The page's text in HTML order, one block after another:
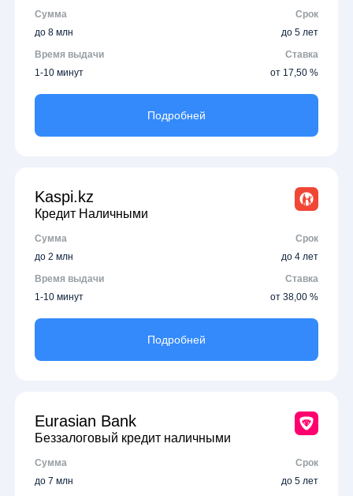
Сумма
Срок
до 8 млн
до 5 лет
Время выдачи
Ставка
1-10 минут
от 17,50 %
Подробней
Kaspi.kz
Кредит Наличными
Сумма
Срок
до 2 млн
до 4 лет
Время выдачи
Ставка
1-10 минут
от 38,00 %
Подробней
Eurasian Bank
Беззалоговый кредит наличными
Сумма
Срок
до 7 млн
до 5 лет